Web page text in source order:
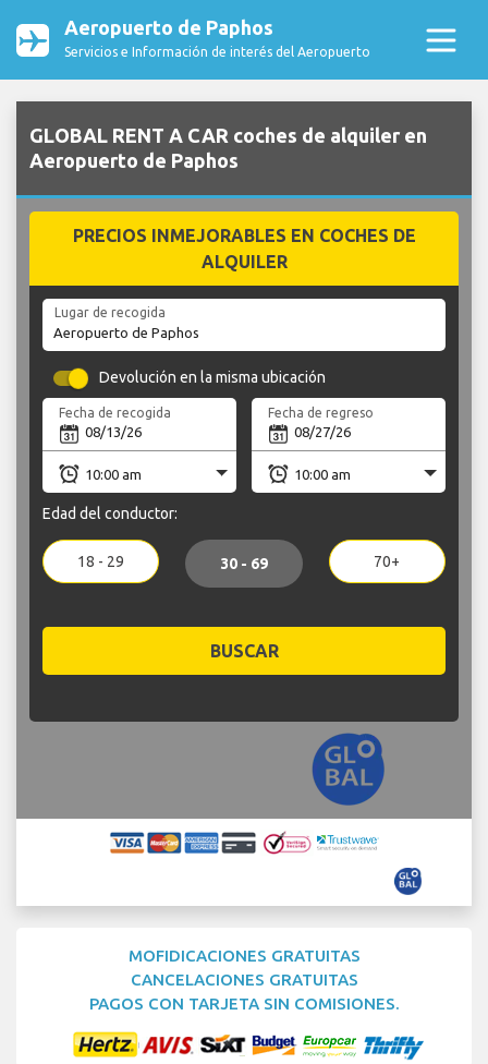
Aeropuerto de Paphos
Servicios e Información de interés del Aeropuerto
GLOBAL RENT A CAR coches de alquiler en
Aeropuerto de Paphos
PRECIOS INMEJORABLES EN COCHES DE
ALQUILER
Lugar de recogida
Devolución en la misma ubicación
Fecha de recogida Fecha de regreso
Edad del conductor:
18 - 29 30 - 69 70+
BUSCAR
MOFIDICACIONES GRATUITAS
CANCELACIONES GRATUITAS
PAGOS CON TARJETA SIN COMISIONES.